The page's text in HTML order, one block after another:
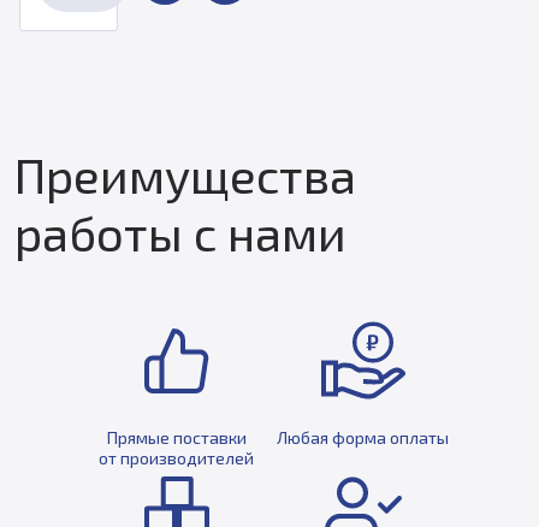
Преимущества
работы с нами
Прямые поставки
от производителей
Любая форма оплаты